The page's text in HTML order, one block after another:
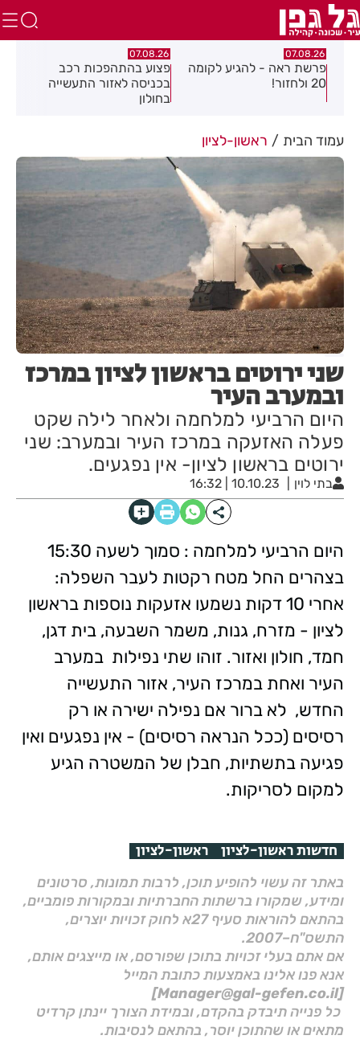
07.08.26
פרשת ראה - להגיע לקומה
20 ולחזור!
07.08.26
פצוע בהתהפכות רכב
בכניסה לאזור התעשייה
בחולון
עמוד הבית ראשון-לציון
שני ירוטים בראשון לציון במרכז
ובמערב העיר
היום הרביעי למלחמה ולאחר לילה שקט
פעלה האזעקה במרכז העיר ובמערב: שני
ירוטים בראשון לציון- אין נפגעים.
בתי לוין 10.10.23 | 16:32
היום הרביעי למלחמה : סמוך לשעה 15:30
בצהרים החל מטח רקטות לעבר השפלה:
אחרי 10 דקות נשמעו אזעקות נוספות בראשון
לציון - מזרח, גנות, משמר השבעה, בית דגן,
חמד, חולון ואזור. זוהו שתי נפילות במערב
העיר ואחת במרכז העיר, אזור התעשייה
החדש, לא ברור אם נפילה ישירה או רק
רסיסים (ככל הנראה רסיסים) - אין נפגעים ואין
פגיעה בתשתיות, חבלן של המשטרה הגיע
למקום לסריקות.
חדשות ראשון-לציון ראשון-לציון
באתר זה עשוי להופיע תוכן, לרבות תמונות, סרטונים
ומידע, שמקורו ברשתות החברתיות ובמקורות פומביים,
בהתאם להוראות סעיף 27א לחוק זכויות יוצרים,
התשס"ח–2007.
אם אתם בעלי זכויות בתוכן שפורסם, או מייצגים אותם,
אנא פנו אלינו באמצעות כתובת המייל
[Manager@gal-gefen.co.il]
כל פנייה תיבדק בהקדם, ובמידת הצורך יינתן קרדיט
מתאים או שהתוכן יוסר, בהתאם לנסיבות.